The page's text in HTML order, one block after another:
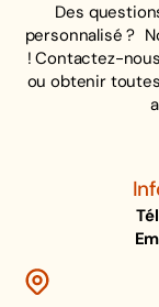
Des
personnalisé ?
! Contactez-
ou obtenir